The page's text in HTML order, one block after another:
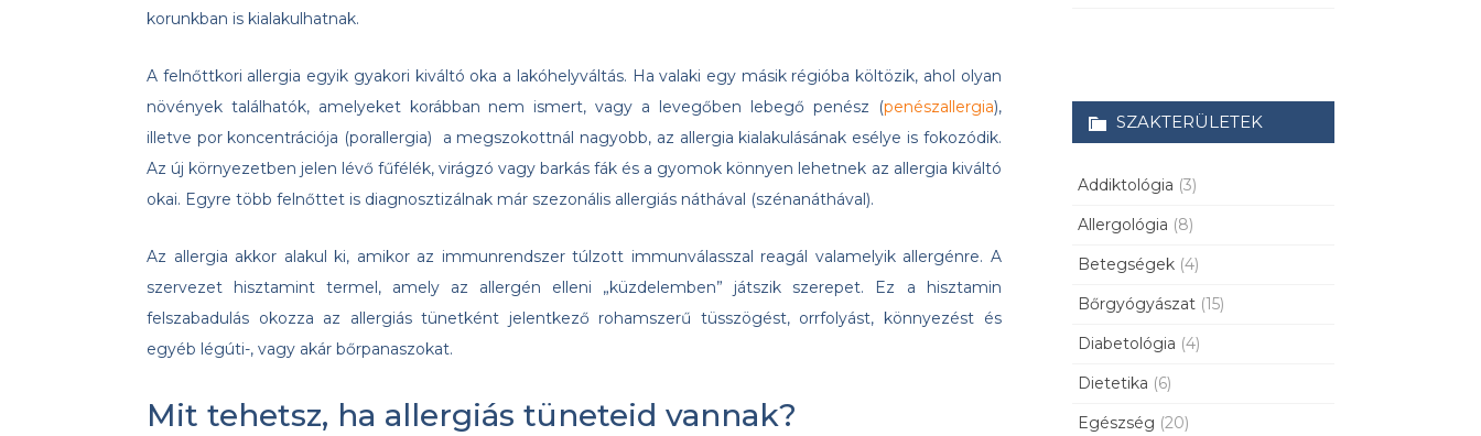
korunkban is kialakulhatnak.
A felnőttkori allergia egyik gyakori kiváltó oka a lakóhelyváltás. Ha valaki egy másik régióba költözik, ahol olyan
növények találhatók, amelyeket korábban nem ismert, vagy a levegőben lebegő penész (penészallergia),
illetve por koncentrációja (porallergia) a megszokottnál nagyobb, az allergia kialakulásának esélye is fokozódik.
Az új környezetben jelen lévő fűfélék, virágzó vagy barkás fák és a gyomok könnyen lehetnek az allergia kiváltó
okai. Egyre több felnőttet is diagnosztizálnak már szezonális allergiás náthával (szénanáthával).
Az allergia akkor alakul ki, amikor az immunrendszer túlzott immunválasszal reagál valamelyik allergénre. A
szervezet hisztamint termel, amely az allergén elleni „küzdelemben” játszik szerepet. Ez a hisztamin
felszabadulás okozza az allergiás tünetként jelentkező rohamszerű tüsszögést, orrfolyást, könnyezést és
egyéb légúti-, vagy akár bőrpanaszokat.
Mit tehetsz, ha allergiás tüneteid vannak?
SZAKTERÜLETEK
Addiktológia (3)
Allergológia (8)
Betegségek (4)
Bőrgyógyászat (15)
Diabetológia (4)
Dietetika (6)
Egészség (20)